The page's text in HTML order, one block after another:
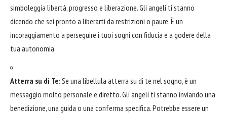
simboleggia libertà, progresso e liberazione. Gli angeli ti stanno
dicendo che sei pronto a liberarti da restrizioni o paure. È un
incoraggiamento a perseguire i tuoi sogni con fiducia e a godere della
tua autonomia.
Atterra su di Te:Se una libellula atterra su di te nel sogno, è un
messaggio molto personale e diretto. Gli angeli ti stanno inviando una
benedizione, una guida o una conferma specifica. Potrebbe essere un